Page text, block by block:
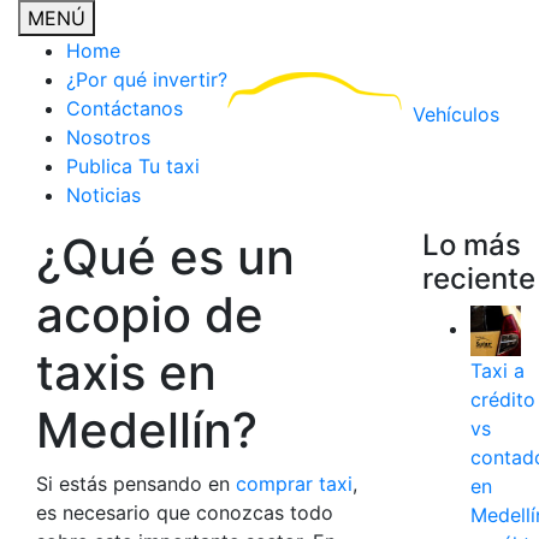
MENÚ
Home
¿Por qué invertir?
Contáctanos
Nosotros
Publica Tu taxi
Noticias
Vehículos
¿Qué es un
acopio de
taxis en
Medellín?
Si estás pensando en comprar taxi,
es necesario que conozcas todo
Lo más
reciente
Taxi a
crédito
vs
en